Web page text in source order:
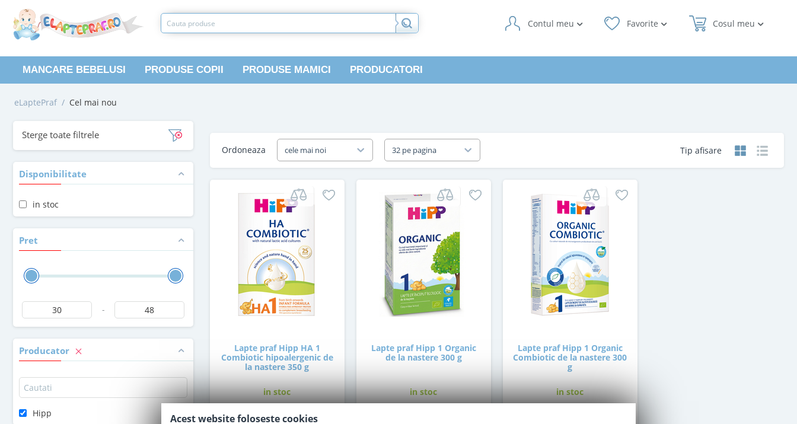
Cosul meu
Favorite
Contul meu
MANCARE BEBELUSI PRODUSE COPII PRODUSE MAMICI PRODUCATORI
eLaptePraf / Cel mai nou
Sterge toate filtrele
Disponibilitate
in stoc
Pret
-
Producator
Hipp
Tip afisare
Ordoneaza cele mai noi 32 pe pagina
Lapte praf Hipp HA 1
Combiotic hipoalergenic de
la nastere 350 g
in stoc
Lapte praf Hipp 1 Organic
de la nastere 300 g
in stoc
Lapte praf Hipp 1 Organic
Combiotic de la nastere 300
g
in stoc
Acest website foloseste cookies